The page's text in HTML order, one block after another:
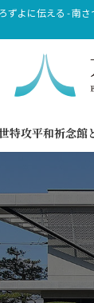
ずよに伝える - 南
特攻平和祈念館